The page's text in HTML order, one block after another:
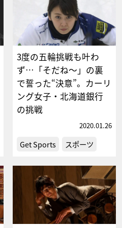
3度の五輪挑戦も叶わ
ず…「そだね～」の裏
で誓った“決意”。カーリ
ング女子・北海道銀行
の挑戦
2020.01.26
Get Sports スポーツ